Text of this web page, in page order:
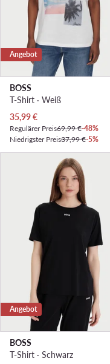
Angebot
BOSS
T-Shirt · Weiß
Aktueller Preis
35,99€
Regulärer Preis69,99 €-48%
Niedrigster Preis37,99 €-5%
Angebot
BOSS
T-Shirt · Schwarz